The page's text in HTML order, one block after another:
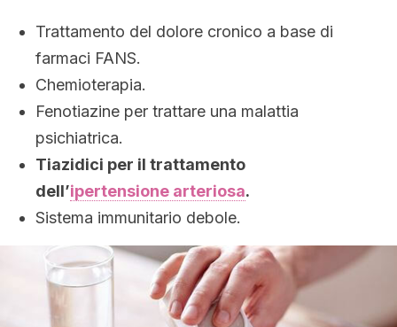
Trattamento del dolore cronico a base di
farmaci FANS.
Chemioterapia.
Fenotiazine per trattare una malattia
psichiatrica.
Tiazidici per il trattamento
dell’ipertensione arteriosa.
Sistema immunitario debole.